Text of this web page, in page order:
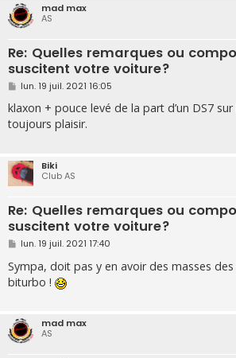
mad max
AS
Re: Quelles remarques ou
suscitent votre voiture?
M
s
s
a
lun. 19 juil. 2021 16:05
klaxon + pouce levé de la part d’un DS7
toujours plaisir.
Biki
Club AS
Re: Quelles remarques ou
suscitent votre voiture?
M
s
s
a
lun. 19 juil. 2021 17:40
Sympa, doit pas y en avoir des masses
biturbo !
mad max
AS